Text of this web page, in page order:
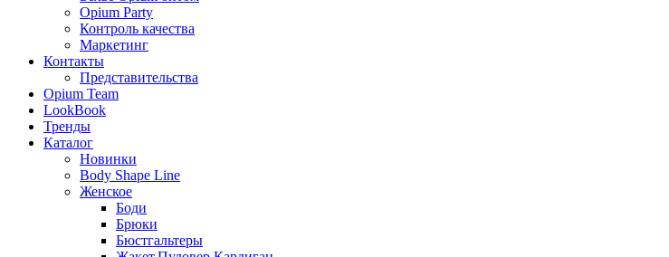
Opium Party
Контроль качества
Маркетинг
Контакты
Представительства
Opium Team
LookBook
Тренды
Каталог
Новинки
Body Shape Line
Женское
Боди
Брюки
Бюстгальтеры